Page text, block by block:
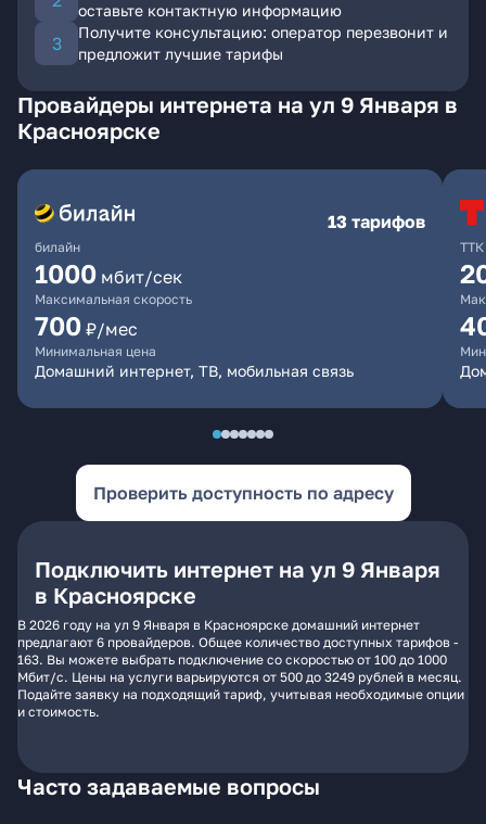
оставьте контактную информацию
Получите консультацию: оператор перезвонит и
предложит лучшие тарифы
Провайдеры интернета на ул 9 Января в
Красноярске
билайн
13 тарифов
1000 мбит/сек
Максимальная скорость
700 ₽/мес
Минимальная цена
Домашний интернет, ТВ, мобильная связь
ТТК
Проверить доступность по адресу
Подключить интернет на ул 9 Января
в Красноярске
В 2026 году на ул 9 Января в Красноярске домашний интернет
предлагают 6 провайдеров. Общее количество доступных тарифов -
163. Вы можете выбрать подключение со скоростью от 100 до 1000
Мбит/с. Цены на услуги варьируются от 500 до 3249 рублей в месяц.
Подайте заявку на подходящий тариф, учитывая необходимые опции
и стоимость.
Часто задаваемые вопросы